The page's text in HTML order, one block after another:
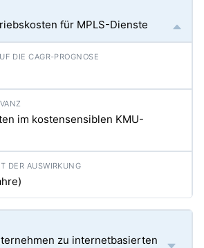
für MPLS-Dienste
im kostensensiblen KMU-
zu internetbasierten